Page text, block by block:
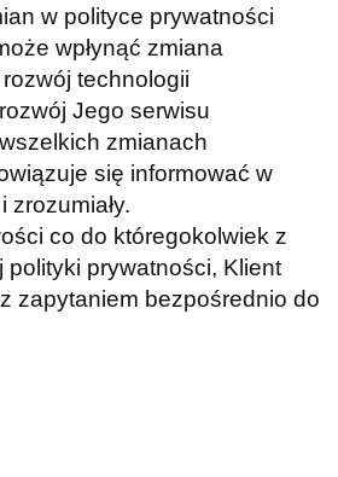
w polityce prywatności
wpłynąć zmiana
technologii
Jego serwisu
zmianach
się informować w
co do któregokolwiek z
prywatności, Klient
zapytaniem bezpośrednio do